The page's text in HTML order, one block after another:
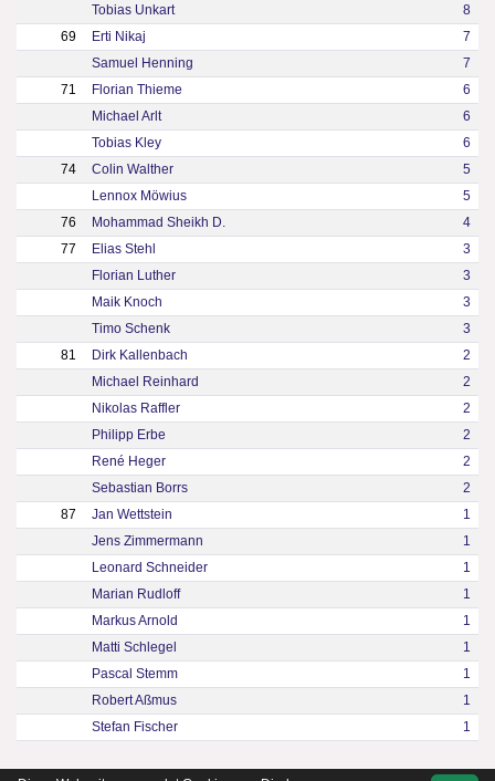
Tobias Unkart
8
69
Erti Nikaj
7
Samuel Henning
7
71
Florian Thieme
6
Michael Arlt
6
Tobias Kley
6
74
Colin Walther
5
Lennox Möwius
5
76
Mohammad Sheikh D.
4
77
Elias Stehl
3
Florian Luther
3
Maik Knoch
3
Timo Schenk
3
81
Dirk Kallenbach
2
Michael Reinhard
2
Nikolas Raffler
2
Philipp Erbe
2
René Heger
2
Sebastian Borrs
2
87
Jan Wettstein
1
Jens Zimmermann
1
Leonard Schneider
1
Marian Rudloff
1
Markus Arnold
1
Matti Schlegel
1
Pascal Stemm
1
Robert Aßmus
1
Stefan Fischer
1